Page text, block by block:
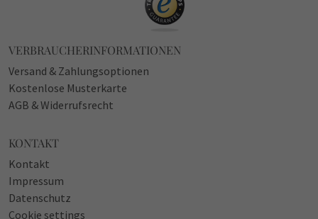
VERBRAUCHERINFORMATIONEN
Versand & Zahlungsoptionen
Kostenlose Musterkarte
AGB & Widerrufsrecht
KONTAKT
Kontakt
Impressum
Datenschutz
Cookie settings